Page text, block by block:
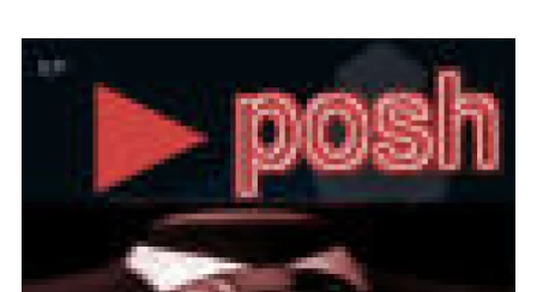
CONCERTI
SHOP
RADIO